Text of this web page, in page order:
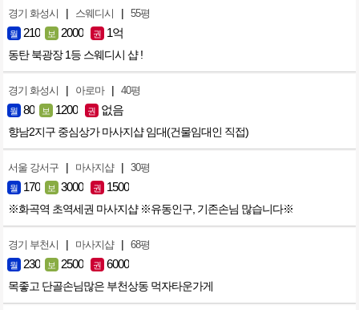
경기 화성시 | 스웨디시 | 55평
월 210 보 2000 권 1억
동탄 북광장 1등 스웨디시 샵 !
경기 화성시 | 아로마 | 40평
월 80 보 1200 권 없음
향남2지구 중심상가 마사지샵 임대(건물임대인 직접)
서울 강서구 | 마사지샵 | 30평
월 170 보 3000 권 1500
※화곡역 초역세권 마사지샵 ※유동인구, 기존손님 많습니다※
경기 부천시 | 마사지샵 | 68평
월 230 보 2500 권 6000
목좋고 단골손님많은 부천상동 먹자타운가게